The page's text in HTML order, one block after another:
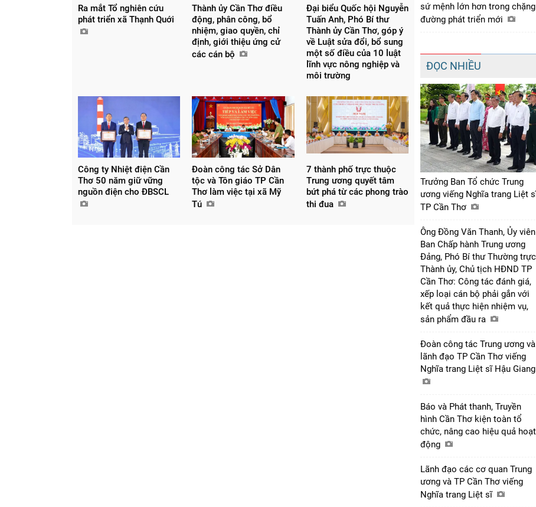
Chia sẻ
Facebook
Ra mắt Tổ nghiên cứu
phát triển xã Thạnh Quới
Thành ủy Cần Thơ điều
động, phân công, bổ
nhiệm, giao quyền, chỉ
định, giới thiệu ứng cử
các cán bộ
Đại biểu Quốc hội Nguyễn
Tuấn Anh, Phó Bí thư
Thành ủy Cần Thơ, góp ý
về Luật sửa đổi, bổ sung
một số điều của 10 luật
lĩnh vực nông nghiệp và
môi trường
Công ty Nhiệt điện Cần
Thơ 50 năm giữ vững
nguồn điện cho ĐBSCL
Đoàn công tác Sở Dân
tộc và Tôn giáo TP Cần
Thơ làm việc tại xã Mỹ
Tú
7 thành phố trực thuộc
Trung ương quyết tâm
bứt phá từ các phong trào
thi đua
sứ mệnh lớn hơn trong chặng
đường phát triển mới
ĐỌC NHIỀU
Trưởng Ban Tổ chức Trung
ương viếng Nghĩa trang Liệt
TP Cần Thơ
Ông Đồng Văn Thanh, Ủy viên
Ban Chấp hành Trung ương
Đảng, Phó Bí thư Thường trực
Thành ủy, Chủ tịch HĐND TP
Cần Thơ: Công tác đánh giá,
xếp loại cán bộ phải gắn với
kết quả thực hiện nhiệm vụ,
sản phẩm đầu ra
Đoàn công tác Trung ương và
lãnh đạo TP Cần Thơ viếng
Nghĩa trang Liệt sĩ Hậu Giang
Báo và Phát thanh, Truyền
hình Cần Thơ kiện toàn tổ
chức, nâng cao hiệu quả hoạt
động
Lãnh đạo các cơ quan Trung
ương và TP Cần Thơ viếng
Nghĩa trang Liệt sĩ